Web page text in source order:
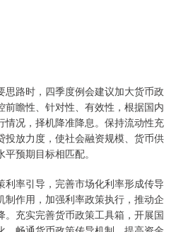
路时，四季度例会建议加大货币政
瞻性、针对性、有效性，根据国内
情况，择机降准降息。保持流动性充
投放力度，使社会融资规模、货币供
预期目标相匹配。
率引导，完善市场化利率形成传导
作用，加强利率政策执行，推动企
。充实完善货币政策工具箱，开展国